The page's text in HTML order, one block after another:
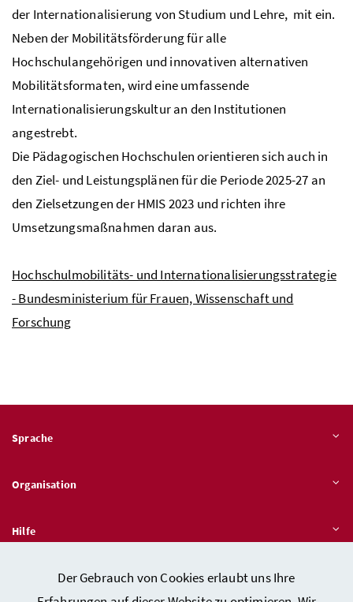
Der Gebrauch von Cookies erlaubt uns Ihre
der Internationalisierung von Studium und Lehre, mit ein.
Neben der Mobilitätsförderung für alle
Hochschulangehörigen und innovativen alternativen
Mobilitätsformaten, wird eine umfassende
Internationalisierungskultur an den Institutionen
angestrebt.
Die Pädagogischen Hochschulen orientieren sich auch in
den Ziel- und Leistungsplänen für die Periode 2025-27 an
den Zielsetzungen der HMIS 2023 und richten ihre
Umsetzungsmaßnahmen daran aus.
Hochschulmobilitäts- und Internationalisierungsstrategie
- Bundesministerium für Frauen, Wissenschaft und
Forschung
Sprache
Organisation
Hilfe
Quicklinks